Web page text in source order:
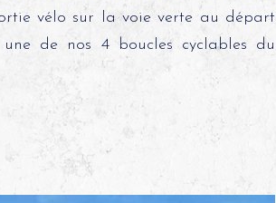
vélo sur la voie verte au départ
de nos 4 boucles cyclables du